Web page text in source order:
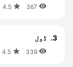


3. ڈول

